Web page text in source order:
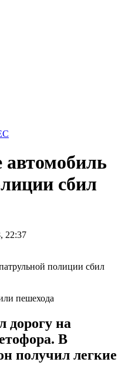
сбил
22:37
пешехода
дорогу на
В
получил легкие